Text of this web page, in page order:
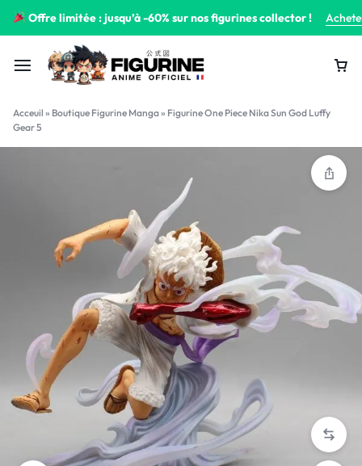
Offre limitée : jusqu’à -60% sur nos figurines collector !
Acceuil » Boutique Figurine Manga» Figurine One Piece Nika Sun God Luffy
Gear 5